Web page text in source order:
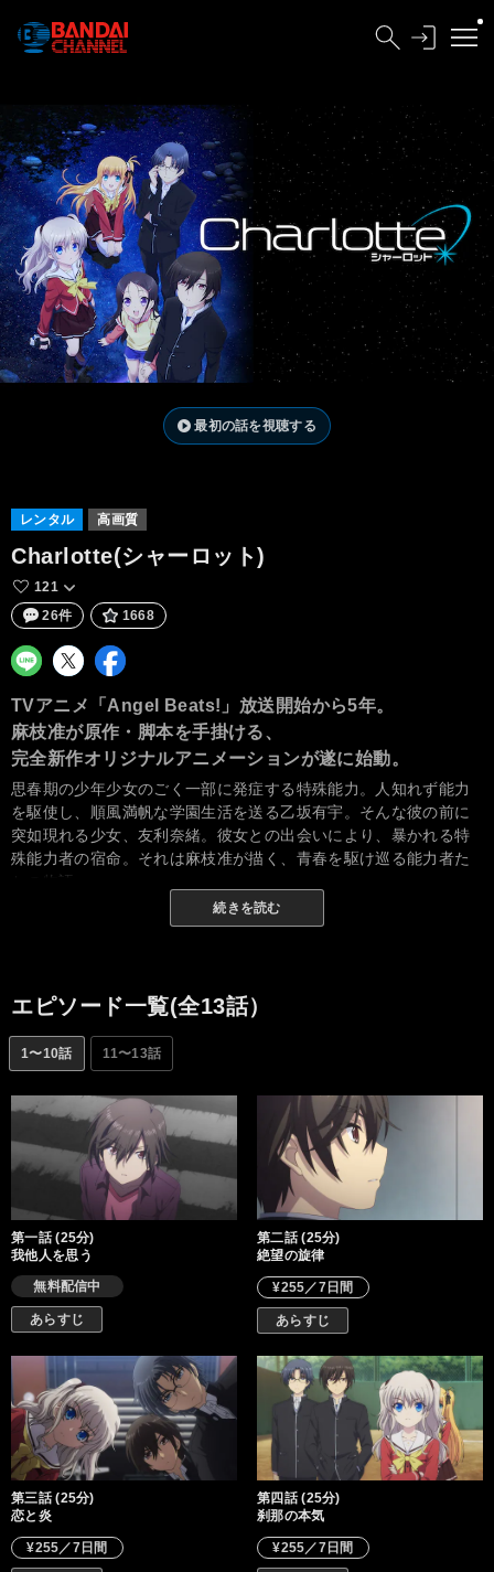
最初の話を視聴する
レンタル 高画質
Charlotte(シャーロット)
121
26件
1668
TVアニメ「Angel Beats!」放送開始から5年。
麻枝准が原作・脚本を手掛ける、
完全新作オリジナルアニメーションが遂に始動。
思春期の少年少女のごく一部に発症する特殊能力。人知れず能力
を駆使し、順風満帆な学園生活を送る乙坂有宇。そんな彼の前に
突如現れる少女、友利奈緒。彼女との出会いにより、暴かれる特
殊能力者の宿命。それは麻枝准が描く、青春を駆け巡る能力者た
ちの物語――。
続きを読む
エピソード一覧(全13話）
1〜10話 11〜13話
第一話 (25分)
我他人を思う
無料配信中
あらすじ
第二話 (25分)
絶望の旋律
¥255／7日間
あらすじ
第三話 (25分)
恋と炎
¥255／7日間
第四話 (25分)
刹那の本気
¥255／7日間